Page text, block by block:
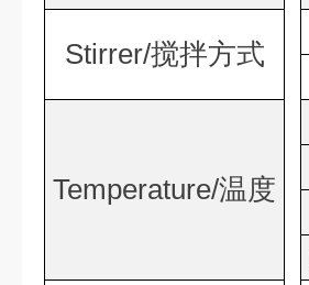
Stirrer/搅拌方式
Temperature/温度